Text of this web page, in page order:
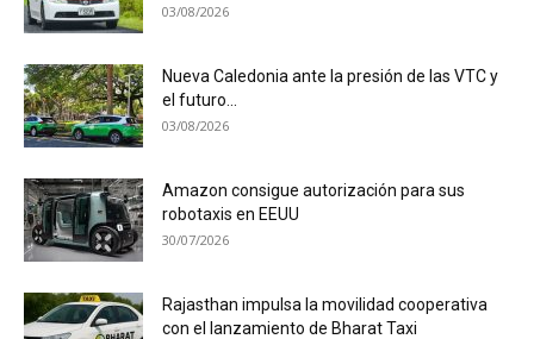
03/08/2026
Nueva Caledonia ante la presión de las VTC y
el futuro...
03/08/2026
Amazon consigue autorización para sus
robotaxis en EEUU
30/07/2026
Rajasthan impulsa la movilidad cooperativa
con el lanzamiento de Bharat Taxi